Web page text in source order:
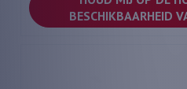
BESCHIKBAARHEID